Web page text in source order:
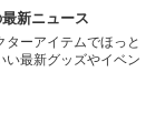
新ニュース
ターアイテムでほっと
い最新グッズやイベン